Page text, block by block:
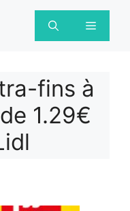
Menu
fins à
1.29€